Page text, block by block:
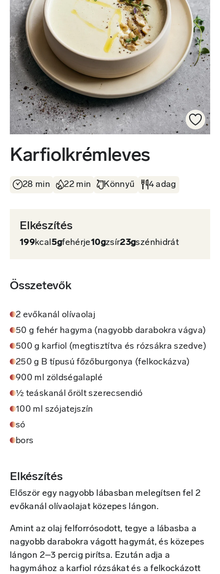
Karfiolkrémleves
28 min 22 min Könnyű 4 adag
Elkészítés
199kcal 5gfehérje10gzsír23gszénhidrát
Összetevők
2 evőkanál olívaolaj
50 g fehér hagyma (nagyobb darabokra vágva)
500 g karfiol (megtisztítva és rózsákra szedve)
250 g B típusú főzőburgonya (felkockázva)
900 ml zöldségalaplé
½ teáskanál őrölt szerecsendió
100 ml szójatejszín
só
bors
Elkészítés
Először egy nagyobb lábasban melegítsen fel 2
evőkanál olívaolajat közepes lángon.
Amint az olaj felforrósodott, tegye a lábasba a
nagyobb darabokra vágott hagymát, és közepes
lángon 2–3 percig pirítsa. Ezután adja a
hagymához a karfiol rózsákat és a felkockázott